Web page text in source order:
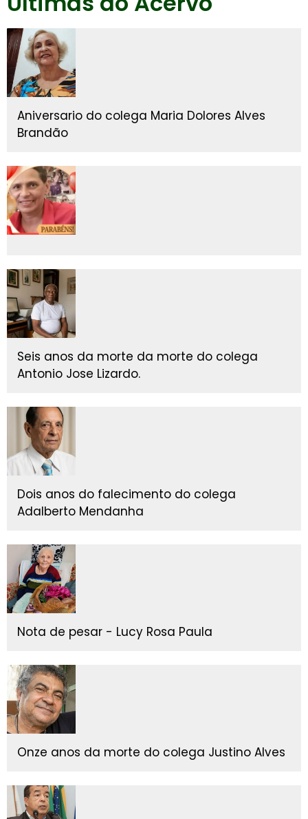
Aniversario do colega Maria Dolores Alves
Brandão
Seis anos da morte da morte do colega
Antonio Jose Lizardo.
Dois anos do falecimento do colega
Adalberto Mendanha
Nota de pesar - Lucy Rosa Paula
Onze anos da morte do colega Justino Alves